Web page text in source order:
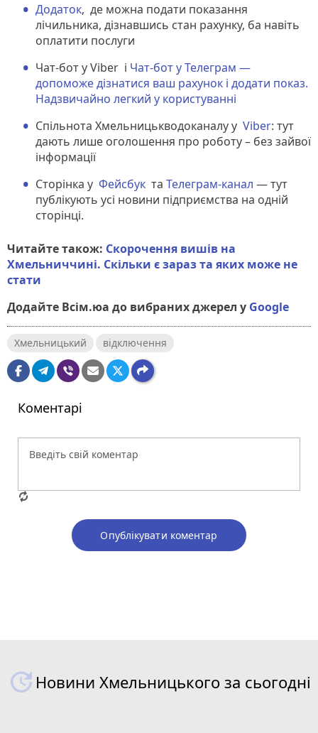
Додаток, де можна подати показання
лічильника, дізнавшись стан рахунку, ба навіть
оплатити послуги
Чат-бот у Viber і Чат-бот у Телеграм —
допоможе дізнатися ваш рахунок і додати показ.
Надзвичайно легкий у користуванні
Спільнота Хмельницькводоканалу у Viber: тут
дають лише оголошення про роботу – без зайвої
інформації
Сторінка у Фейсбук та Телеграм-канал — тут
публікують усі новини підприємства на одній
сторінці.
Читайте також: Скорочення вишів на
Хмельниччині. Скільки є зараз та яких може не
стати
Додайте Всім.юа до вибраних джерел у Google
Хмельницький відключення
Коментарі
Опублікувати коментар
Новини Хмельницького за сьогодні